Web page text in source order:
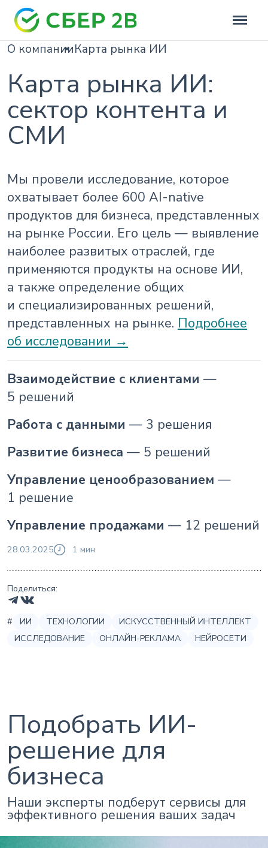
О компанииКарта рынка ИИ
Карта рынка ИИ:
сектор контента и
СМИ
Мы провели исследование, которое
охватывает более 600 AI-native
продуктов для бизнеса, представленных
на рынке России. Его цель — выявление
наиболее развитых отраслей, где
применяются продукты на основе ИИ,
а также определение общих
и специализированных решений,
представленных на рынке. Подробнее
об исследовании →
Взаимодействие с клиентами —
5 решений
Работа с данными — 3 решения
Развитие бизнеса — 5 решений
Управление ценообразованием —
1 решение
Управление продажами — 12 решений
28.03.2025 1 мин
Поделиться:
# ИИ ТЕХНОЛОГИИ
ИСКУССТВЕННЫЙ ИНТЕЛЛЕКТ
ИССЛЕДОВАНИЕ
ОНЛАЙН-РЕКЛАМА НЕЙРОСЕТИ
Подобрать ИИ-
решение для
бизнеса
Наши эксперты подберут сервисы для
эффективного решения ваших задач